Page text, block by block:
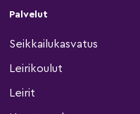
Palvelut
Seikkailukasvatus
Leirikoulut
Leirit